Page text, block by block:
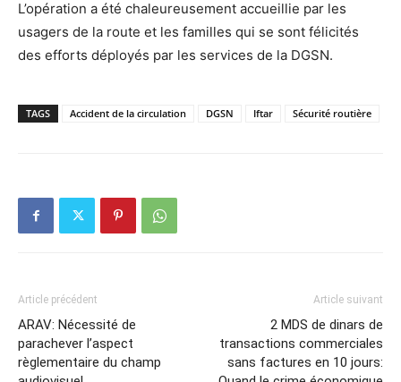
L’opération a été chaleureusement accueillie par les
usagers de la route et les familles qui se sont félicités
des efforts déployés par les services de la DGSN.
TAGS Accident de la circulation DGSN Iftar Sécurité routière
Article précédent
ARAV: Nécessité de
parachever l’aspect
règlementaire du champ
Article suivant
2 MDS de dinars de
transactions commerciales
sans factures en 10 jours: